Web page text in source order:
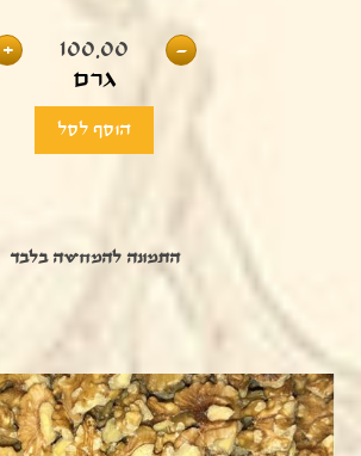
-
100.00
גרם
+
התמונה להמחשה בלבד